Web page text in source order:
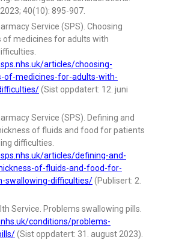
40(10): 895-907.
Service (SPS). Choosing
medicines for adults with
articles/choosing-
of-medicines-for-adults-with-
(Sist oppdatert: 12. juni
Service (SPS). Defining and
of fluids and food for patients
difficulties.
articles/defining-and-
of-fluids-and-food-for-
swallowing-difficulties/(Publisert: 2.
Service. Problems swallowing pills.
conditions/problems-
(Sist oppdatert: 31. august 2023).